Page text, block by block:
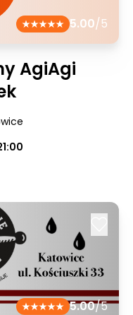
5.00/5
AgiAgi
5.00/5